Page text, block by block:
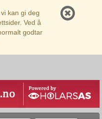
kan gi deg
Ved å
godtar